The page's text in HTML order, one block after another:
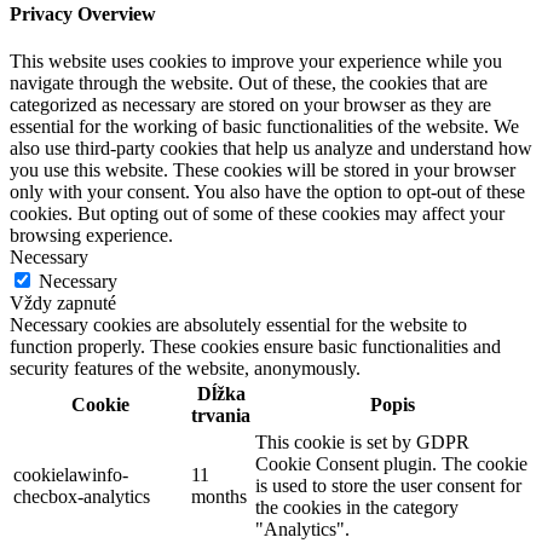
Privacy Overview
This website uses cookies to improve your experience while you
navigate through the website. Out of these, the cookies that are
categorized as necessary are stored on your browser as they are
essential for the working of basic functionalities of the website. We
also use third-party cookies that help us analyze and understand how
you use this website. These cookies will be stored in your browser
only with your consent. You also have the option to opt-out of these
cookies. But opting out of some of these cookies may affect your
browsing experience.
Necessary
Necessary
Vždy zapnuté
Necessary cookies are absolutely essential for the website to
function properly. These cookies ensure basic functionalities and
security features of the website, anonymously.
Cookie
Dĺžka
trvania
Popis
cookielawinfo-
checbox-analytics
11
months
This cookie is set by GDPR
Cookie Consent plugin. The cookie
is used to store the user consent for
the cookies in the category
"Analytics".